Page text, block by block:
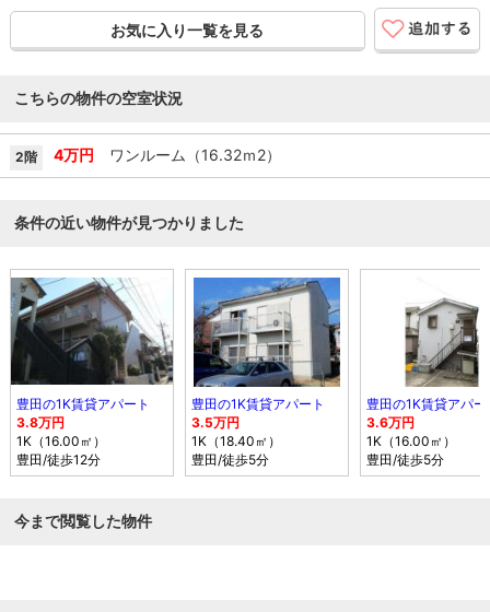
お気に入り一覧を見る
こちらの物件の空室状況
2階 4万円 ワンルーム（16.32ｍ2）
条件の近い物件が見つかりました
豊田の1K賃貸アパート
3.8万円
1K（16.00㎡）
豊田/徒歩12分
豊田の1K賃貸アパート
3.5万円
1K（18.40㎡）
豊田/徒歩5分
豊田の1K賃貸アパー
3.6万円
1K（16.00㎡）
豊田/徒歩5分
今まで閲覧した物件